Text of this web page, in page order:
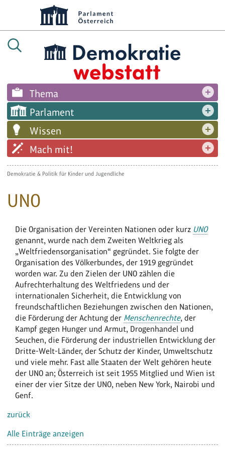
Thema
Parlament
Wissen
Mach mit!
Demokratie & Politik für Kinder und Jugendliche
UNO
Die Organisation der Vereinten Nationen oder kurz UNO
genannt, wurde nach dem Zweiten Weltkrieg als
„Weltfriedensorganisation“ gegründet. Sie folgte der
Organisation des Völkerbundes, der 1919 gegründet
worden war. Zu den Zielen der UNO zählen die
Aufrechterhaltung des Weltfriedens und der
internationalen Sicherheit, die Entwicklung von
freundschaftlichen Beziehungen zwischen den Nationen,
die Förderung der Achtung der Menschenrechte, der
Kampf gegen Hunger und Armut, Drogenhandel und
Seuchen, die Förderung der industriellen Entwicklung der
Dritte-Welt-Länder, der Schutz der Kinder, Umweltschutz
und viele mehr. Fast alle Staaten der Welt gehören heute
der UNO an; Österreich ist seit 1955 Mitglied und Wien ist
einer der vier Sitze der UNO, neben New York, Nairobi und
Genf.
zurück
Alle Einträge anzeigen